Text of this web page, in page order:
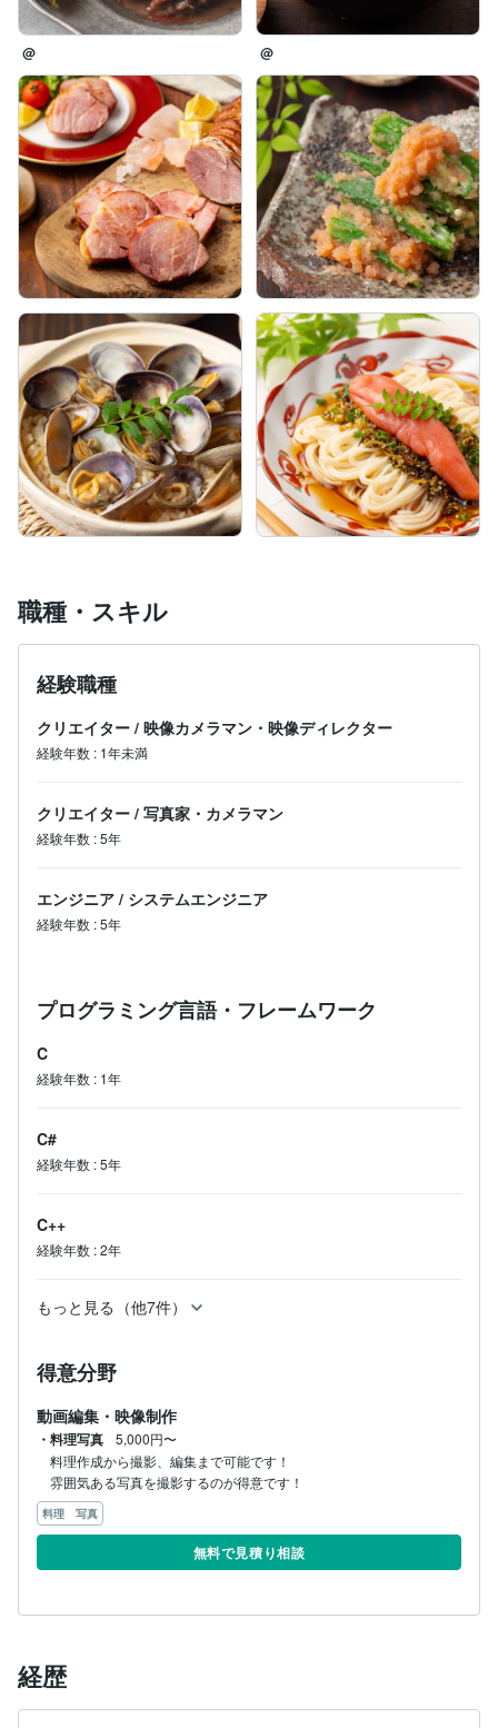
@ @
職種・スキル
経験職種
クリエイター / 映像カメラマン・映像ディレクター
経験年数 : 1年未満
クリエイター / 写真家・カメラマン
経験年数 :5年
エンジニア / システムエンジニア
経験年数 :5年
プログラミング言語・フレームワーク
C
経験年数 : 1年
C#
経験年数 :5年
C++
経験年数 :2年
もっと見る（他7件）
得意分野
動画編集・映像制作
・料理写真
5,000円〜
料理作成から撮影、編集まで可能です！
雰囲気ある写真を撮影するのが得意です！
料理 写真
無料で見積り相談
経歴